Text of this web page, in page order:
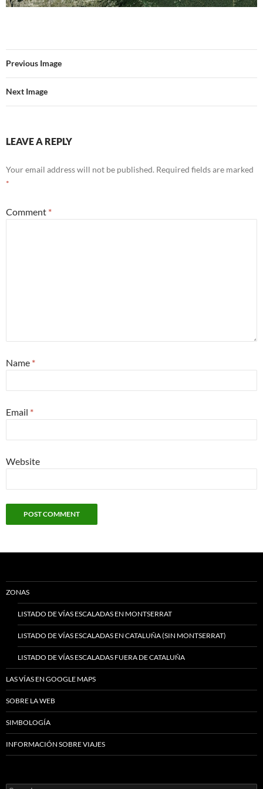
Previous Image
Next Image
LEAVE A REPLY
Your email address will not be published. Required fields are marked
*
Comment *
Name *
Email *
Website
ZONAS
LISTADO DE VÍAS ESCALADAS EN MONTSERRAT
LISTADO DE VÍAS ESCALADAS EN CATALUÑA (SIN MONTSERRAT)
LISTADO DE VÍAS ESCALADAS FUERA DE CATALUÑA
LAS VÍAS EN GOOGLE MAPS
SOBRE LA WEB
SIMBOLOGÍA
INFORMACIÓN SOBRE VIAJES